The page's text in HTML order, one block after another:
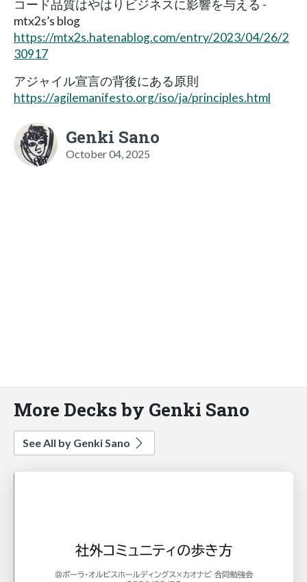
コード品質はやはりビジネスに影響を与える -
mtx2s’s blog
https://mtx2s.hatenablog.com/entry/2023/04/26/2
30917
アジャイル宣言の背後にある原則
https://agilemanifesto.org/iso/ja/principles.html
Genki Sano
October 04, 2025
More Decks by Genki Sano
See All by Genki Sano